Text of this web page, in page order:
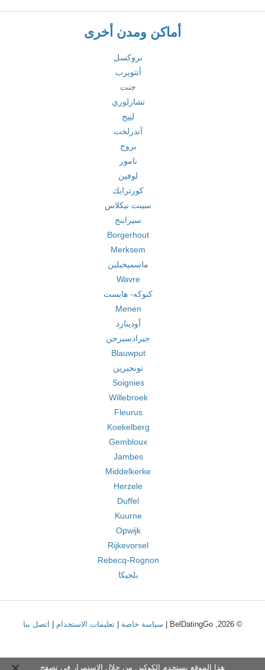
أماكن ومدن أخرى
بروكسل
أنتويرب
جنت
تشارلوري
لييج
آندرلخت
بروج
نامور
لوفين
كورترايك
سينت نيكلاس
سيراينج
Borgerhout
Merksem
ماسميخيلين
Wavre
كنوكه- هايست
Menen
أودينارد
جيرادسبرجن
Blauwput
تونجيرين
Soignies
Willebroek
Fleurus
Koekelberg
Gembloux
Jambes
Middelkerke
Herzele
Duffel
Kuurne
Opwijk
Rijkevorsel
Rebecq-Rognon
بلجيكا
© 2026, BelDatingGo | سياسة خاصة |تعليمات الاستخدام اتصل بنا
هذا الموقع يستخدم الكوكيز. من خلال الاستمرار في تصفح